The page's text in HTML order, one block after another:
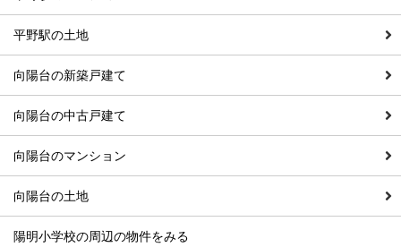
平野駅の土地
向陽台の新築戸建て
向陽台の中古戸建て
向陽台のマンション
向陽台の土地
陽明小学校の周辺の物件をみる